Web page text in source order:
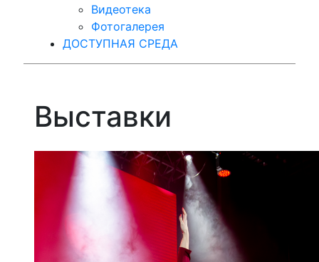
Видеотека
Фотогалерея
ДОСТУПНАЯ СРЕДА
Выставки